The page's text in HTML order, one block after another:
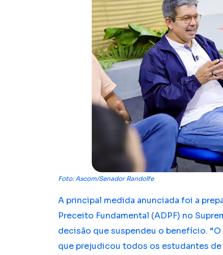
Foto: Ascom/Senador Randolfe
A principal medida anunciada foi a
Preceito Fundamental (ADPF) no
decisão que suspendeu o benefício.
que prejudicou todos os estudantes de